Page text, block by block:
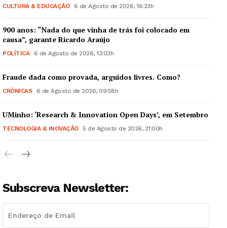
Guimarães, agora!
Institucional
Artigos
CULTURA & EDUCAÇÃO 6 de Agosto de 2026, 16:23h
900 anos: “Nada do que vinha de trás foi colocado em
causa”, garante Ricardo Araújo
POLÍTICA 6 de Agosto de 2026, 13:03h
Fraude dada como provada, arguidos livres. Como?
CRÓNICAS 6 de Agosto de 2026, 09:58h
UMinho: ‘Research & Innovation Open Days’, em Setembro
TECNOLOGIA & INOVAÇÃO 5 de Agosto de 2026, 21:00h
Subscreva Newsletter: